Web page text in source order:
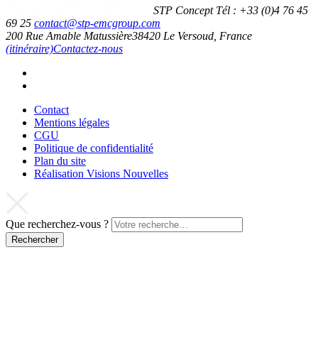
STP Concept Tél : +33 (0)4 76 45
69 25 contact@stp-emcgroup.com
200 Rue Amable Matussière38420 Le Versoud, France
(itinéraire)Contactez-nous
Contact
Mentions légales
CGU
Politique de confidentialité
Plan du site
Réalisation Visions Nouvelles
Que recherchez-vous ?
Rechercher